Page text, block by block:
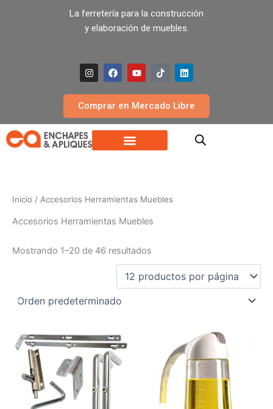
La ferretería para la construcción
y elaboración de muebles.
I
n
t
a
r
a
m
F
a
e
b
o
k
Y
o
t
u
e
T
i
t
o
L
i
k
e
i
Comprar en Mercado Libre
Inicio / Accesorios Herramientas Muebles
Accesorios Herramientas Muebles
Mostrando 1–20 de 46 resultados